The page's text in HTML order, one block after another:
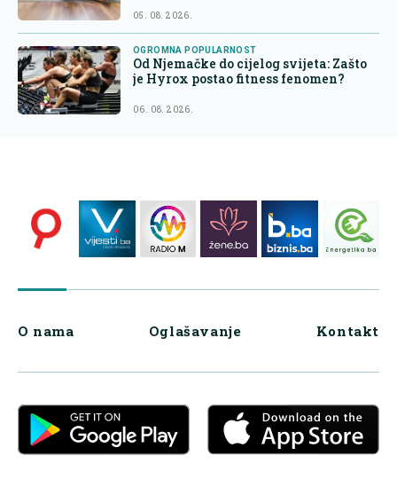
05. 08. 2026.
OGROMNA POPULARNOST
Od Njemačke do cijelog svijeta: Zašto
je Hyrox postao fitness fenomen?
06. 08. 2026.
O nama Oglašavanje Kontakt